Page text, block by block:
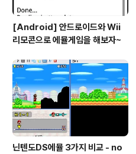
[Android] 안드로이드와 Wii
리모콘으로 에뮬게임을 해보자~
닌텐도DS에뮬 3가지 비교 - no